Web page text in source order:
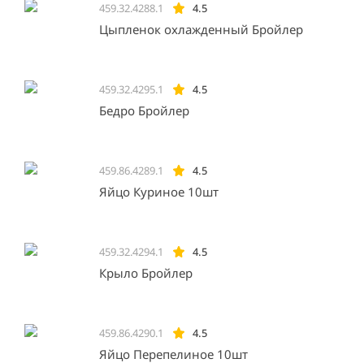
459.32.4288.1 4.5
Цыпленок охлажденный Бройлер
459.32.4295.1 4.5
Бедро Бройлер
459.86.4289.1 4.5
Яйцо Куриное 10шт
459.32.4294.1 4.5
Крыло Бройлер
459.86.4290.1 4.5
Яйцо Перепелиное 10шт